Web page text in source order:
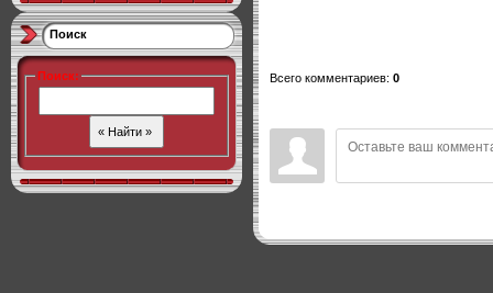
Поиск
Поиск: Всего комментариев: 0